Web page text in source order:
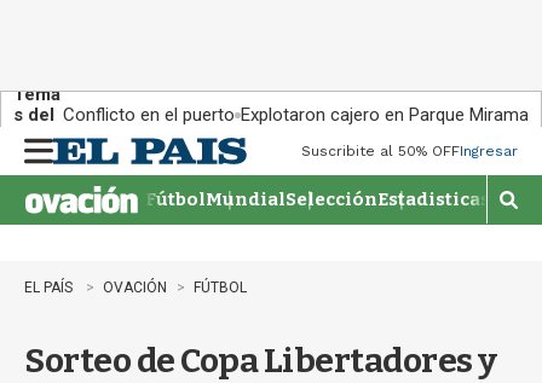
Tema
s del
día:
Conflicto en el puerto Explotaron cajero en Parque Miramar
n
u
Suscribite al 50% OFFIngresar
FútbolMundialSelecciónEstadisticas
M
o
EL PAÍS OVACIÓN FÚTBOL
Sorteo de Copa Libertadores y